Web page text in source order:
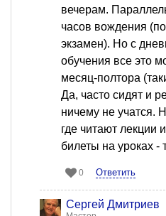
вечерам.
часов вождения
экзамен). Но с
обучения все это
месяц-полтора
Да, часто сидят и
ничему не учатся.
где читают лекции и
билеты на уроках -
0 Ответить
Сергей Дмитриев